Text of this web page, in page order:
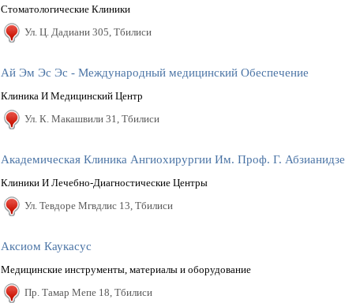
Стоматологические Клиники
Ул. Ц. Дадиани 305, Тбилиси
Ай Эм Эс Эс - Международный медицинский Обеспечение
Клиника И Медицинский Центр
Ул. К. Макашвили 31, Тбилиси
Академическая Клиника Ангиохирургии Им. Проф. Г. Абзианидзе
Клиники И Лечебно-Диагностические Центры
Ул. Тевдоре Мгвдлис 13, Тбилиси
Аксиом Каукасус
Медицинские инструменты, материалы и оборудование
Пр. Тамар Мепе 18, Тбилиси